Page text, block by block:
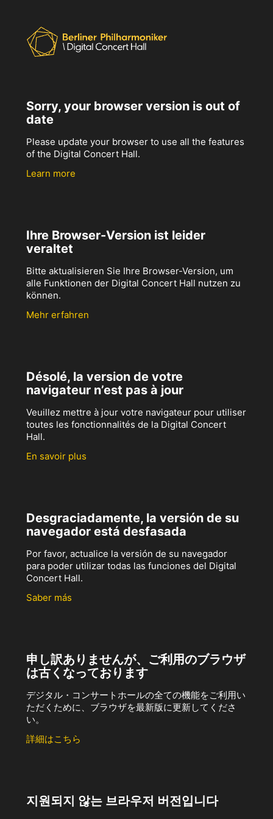
Sorry, your browser version is out of
date
Please update your browser to use all the features
of the Digital Concert Hall.
Learn more
Ihre Browser-Version ist leider
veraltet
Bitte aktualisieren Sie Ihre Browser-Version, um
alle Funktionen der Digital Concert Hall nutzen zu
können.
Mehr erfahren
Désolé, la version de votre
navigateur n’est pas à jour
Veuillez mettre à jour votre navigateur pour utiliser
toutes les fonctionnalités de la Digital Concert
Hall.
En savoir plus
Desgraciadamente, la versión de su
navegador está desfasada
Por favor, actualice la versión de su navegador
para poder utilizar todas las funciones del Digital
Concert Hall.
Saber más
申し訳ありませんが、ご利用のブラウザ
は古くなっております
デジタル・コンサートホールの全ての機能をご利用い
ただくために、ブラウザを最新版に更新してくださ
い。
詳細はこちら
지원되지 않는 브라우저 버전입니다